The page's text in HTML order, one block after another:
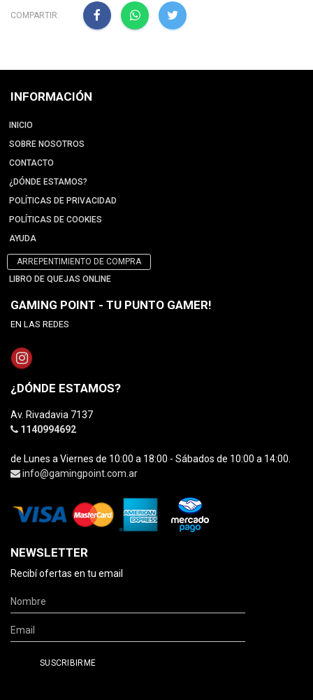
COMPARTIR:
INFORMACIÓN
INICIO
SOBRE NOSOTROS
CONTACTO
¿DÓNDE ESTAMOS?
POLÍTICAS DE PRIVACIDAD
POLÍTICAS DE COOKIES
AYUDA
ARREPENTIMIENTO DE COMPRA
LIBRO DE QUEJAS ONLINE
GAMING POINT - TU PUNTO GAMER!
EN LAS REDES
¿DÓNDE ESTAMOS?
Av. Rivadavia 7137
1140994692
de Lunes a Viernes de 10:00 a 18:00 - Sábados de 10:00 a 14:00.
info@gamingpoint.com.ar
NEWSLETTER
Recibí ofertas en tu email